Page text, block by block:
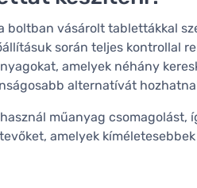
vásárolt tablettákkal
során teljes kontrollal
amelyek néhány
alternatívát
műanyag csomagolást,
amelyek